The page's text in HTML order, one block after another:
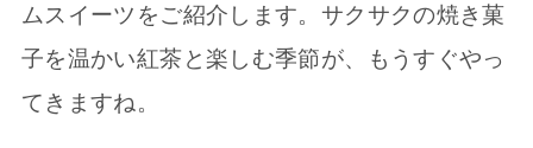
ムスイーツをご紹介します。サクサクの焼き菓
子を温かい紅茶と楽しむ季節が、もうすぐやっ
てきますね。